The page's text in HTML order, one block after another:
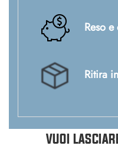
Reso
Ritira
VUOI